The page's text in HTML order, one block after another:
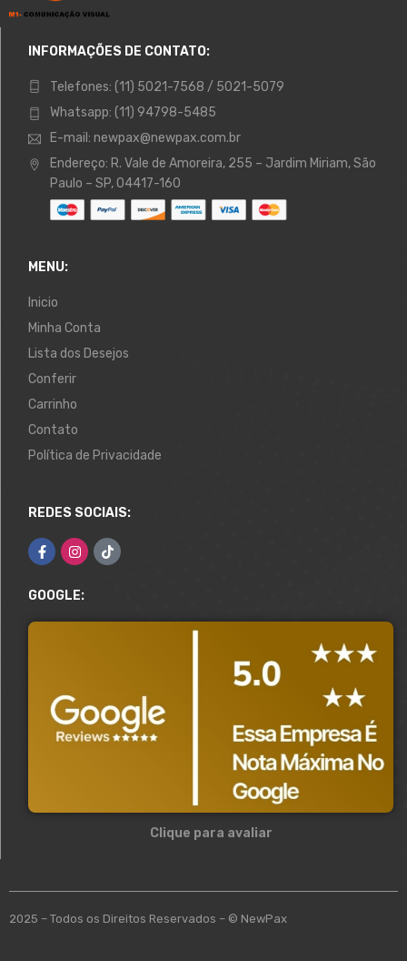
INFORMAÇÕES DE CONTATO:
Telefones: (11) 5021-7568 / 5021-5079
Whatsapp: (11) 94798-5485
E-mail: newpax@newpax.com.br
Endereço: R. Vale de Amoreira, 255 – Jardim Miriam, São
Paulo – SP, 04417-160
MENU:
Inicio
Minha Conta
Lista dos Desejos
Conferir
Carrinho
Contato
Política de Privacidade
REDES SOCIAIS:
GOOGLE:
Clique para avaliar
2025 – Todos os Direitos Reservados – © NewPax